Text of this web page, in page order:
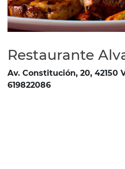
Restaurante
Av. Constitución, 20, 42150
619822086